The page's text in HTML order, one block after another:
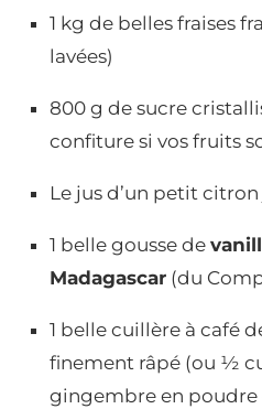
1 kg de belles fraises
lavées)
800 g de sucre
confiture si vos fruits
Le jus d’un petit
1 belle gousse de
Madagascar (du
1 belle cuillère à café
finement râpé (ou ½
gingembre en poudre